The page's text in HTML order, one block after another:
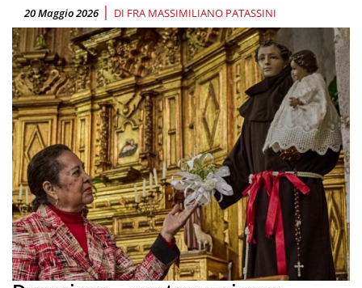
20 Maggio 2026 | DI FRA MASSIMILIANO PATASSINI